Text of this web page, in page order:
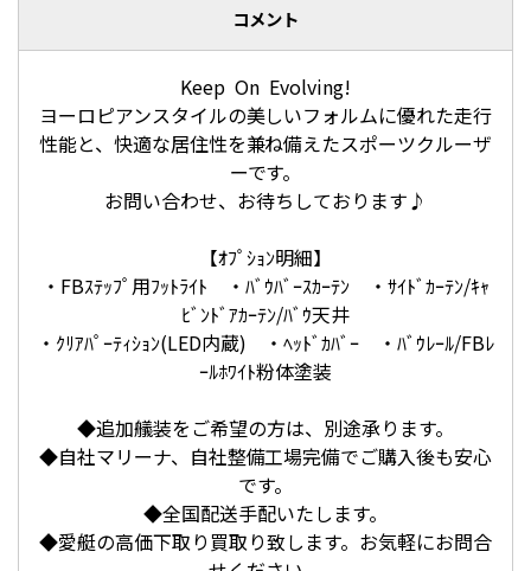
コメント
Keep On Evolving!
ヨーロピアンスタイルの美しいフォルムに優れた走行
性能と、快適な居住性を兼ね備えたスポーツクルーザ
ーです。
お問い合わせ、お待ちしております♪
【ｵﾌﾟｼｮﾝ明細】
・FBｽﾃｯﾌﾟ用ﾌｯﾄﾗｲﾄ ・ﾊﾞｳﾊﾞｰｽｶｰﾃﾝ ・ｻｲﾄﾞｶｰﾃﾝ/ｷｬ
ﾋﾞﾝﾄﾞｱｶｰﾃﾝ/ﾊﾞｳ天井
・ｸﾘｱﾊﾟｰﾃｨｼｮﾝ(LED内蔵) ・ﾍｯﾄﾞｶﾊﾞｰ ・ﾊﾞｳﾚｰﾙ/FBﾚ
ｰﾙﾎﾜｲﾄ粉体塗装
◆追加艤装をご希望の方は、別途承ります。
◆自社マリーナ、自社整備工場完備でご購入後も安心
です。
◆全国配送手配いたします。
◆愛艇の高価下取り買取り致します。お気軽にお問合